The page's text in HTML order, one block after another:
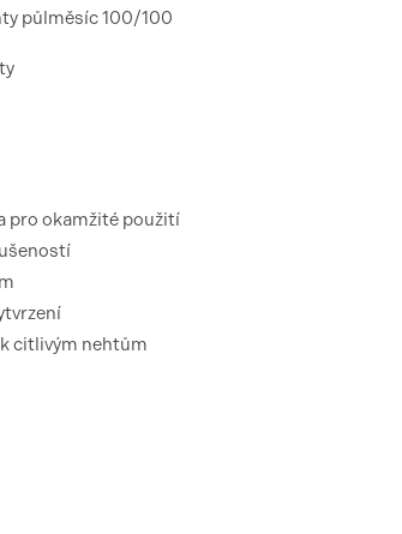
půlměsíc 100/100
pro okamžité použití
citlivým nehtům